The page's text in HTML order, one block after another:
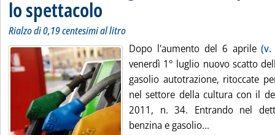
lo spettacolo
Rialzo di 0,19 centesimi al litro
Dopo l'aumento del 6 aprile
venerdì 1° luglio nuovo scatto
gasolio autotrazione, ritoccate
nel settore della cultura con il
2011, n. 34. Entrando nel
benzina e gasolio...